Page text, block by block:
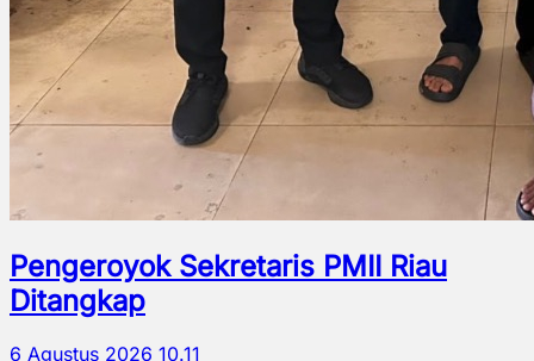
Pengeroyok Sekretaris PMII Riau
Ditangkap
6 Agustus 2026 10.11